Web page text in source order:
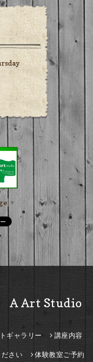
▼
A Art Studio
ギャラリー 講座内容
さい 体験教室ご予約